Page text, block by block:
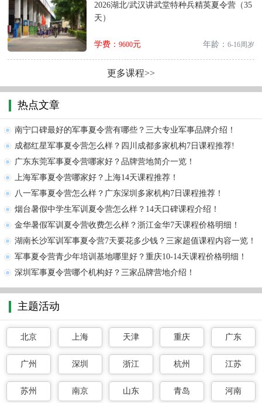
2026湖北/武汉讲武堂特种兵精英夏令营（35
天）
学费： 9600元 年龄： 6-16周岁
更多课程>>
热点文章
南宁口碑最好的军事夏令营有哪些？三大专业军事品牌介绍！
成都红星军事夏令营怎么样？四川成都多家机构7日课程推荐!
广东东莞军事夏令营哪家好？品牌营地简介一览！
上海军事夏令营哪家好？上海14天课程推荐！
八一军事夏令营怎么样？广东深圳多家机构7日课程推荐！
烟台暑假中学生军训夏令营怎么样？14天口碑课程介绍！
金华暑假军训夏令营收费怎么样？浙江金华7天课程价格明细！
湖南长沙军训军事夏令营7天要花多少钱？三家超值课程内容一览！
军事夏令营青少年培训基地哪里好？重庆10-14天课程价格明细！
深圳军事夏令营哪个机构好？三家品牌营地介绍！
主题活动
北京 上海 天津 重庆 广东
广州 深圳 浙江 杭州 江苏
苏州 南京 山东 青岛 河南